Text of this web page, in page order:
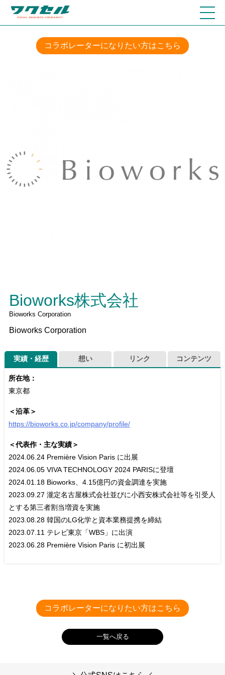
コラボレーターになりたい方はこちら
Bioworks株式会社
Bioworks Corporation
Bioworks Corporation
実績・経歴
所在地：
東京都
＜沿革＞
https://bioworks.co.jp/company/profile/
＜代表作・主な実績＞
2024.06.24 Première Vision Paris に出展
2024.06.05 VIVA TECHNOLOGY 2024 PARISに登壇
2024.01.18 Bioworks、4.15億円の資金調達を実施
2023.09.27 瀧定名古屋株式会社並びに小西安株式会社等を引受人
とする第三者割当増資を実施
2023.08.28 韓国のLG化学と資本業務提携を締結
2023.07.11 テレビ東京「WBS」に出演
2023.06.28 Première Vision Paris に初出展
想い
─ 経営理念
https://bioworks.co.jp/company/
─ ワクセルの面白いところを教えてください。
リンク
Instagram
Bioworks_official
コンテンツ
コラボレーターになりたい方はこちら
一覧へ戻る